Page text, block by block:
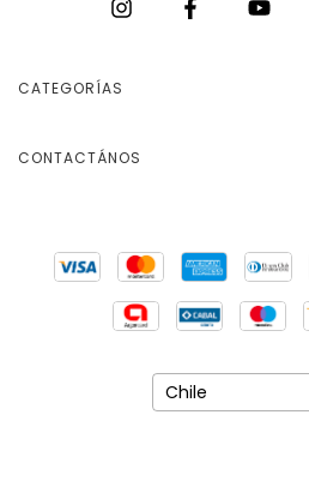
CATEGORÍAS
CONTACTÁNOS